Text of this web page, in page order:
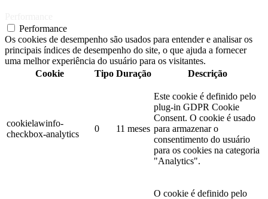
Performance
Os cookies de desempenho são usados ​​para entender e analisar os
principais índices de desempenho do site, o que ajuda a fornecer
uma melhor experiência do usuário para os visitantes.
Cookie
Tipo Duração Descrição
cookielawinfo-
checkbox-analytics
0 11 meses
Este cookie é definido pelo
plug-in GDPR Cookie
Consent. O cookie é usado
para armazenar o
consentimento do usuário
para os cookies na categoria
"Analytics".
O cookie é definido pelo